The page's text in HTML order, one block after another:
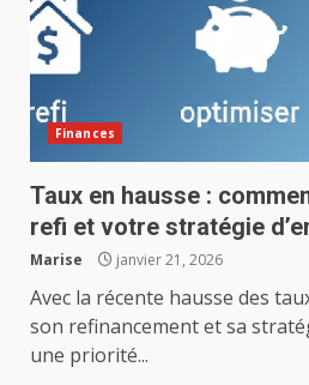
Finances
Taux en hausse :
refi et votre stratégie
Marise janvier 21, 2026
Avec la récente hausse des
son refinancement et sa
une priorité...